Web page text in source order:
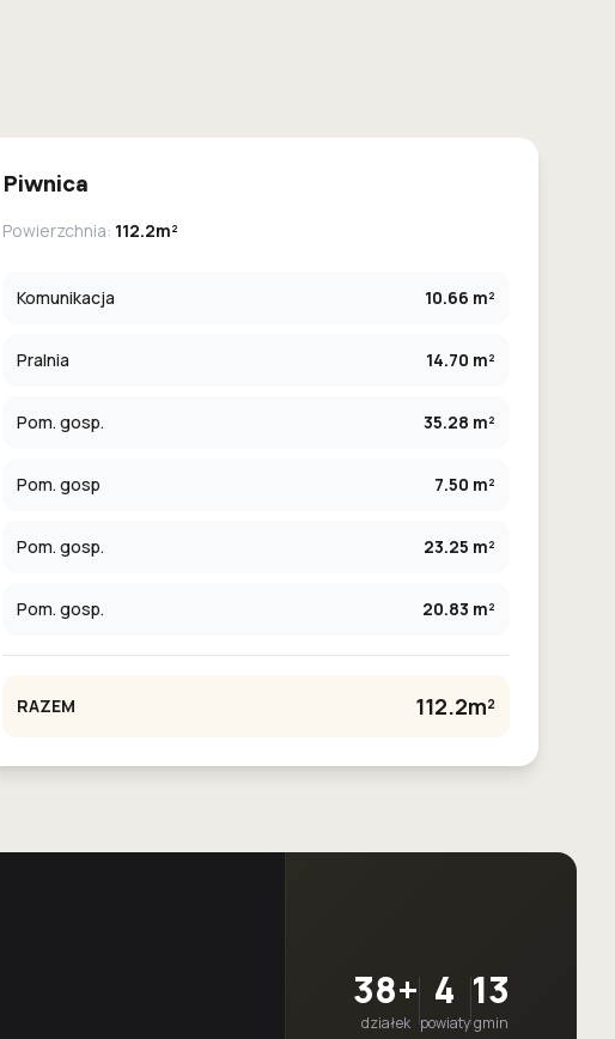
Piwnica
Powierzchnia: 112.2m²
Komunikacja 10.66 m²
Pralnia 14.70 m²
Pom. gosp. 35.28 m²
Pom. gosp 7.50 m²
Pom. gosp. 23.25 m²
Pom. gosp. 20.83 m²
RAZEM 112.2m²
38+
działek
4
powiaty
13
gmin